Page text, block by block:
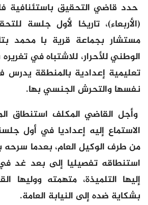
حدد قاضي التحقيق باستئنافية
(الأربعاء)، تاريخا لأول جلسة
مستشار بجماعة قرية با محمد
الوطني للأحرار، للاشتباه في
تعليمية إعدادية بالمنطقة يدرس
نفسها والتحرش الجنسي بها.
وأجل القاضي المكلف استنطاق
الاستماع إليه إعداديا في أول
من طرف الوكيل العام، بعدما سرحه
استنطاقه تفصيليا إلى بعد غد
إليها التلميذة، متهمته ووليها
بشكاية ضده إلى النيابة العامة.